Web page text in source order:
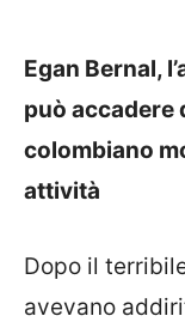
Egan Bernal,
può accadere
colombiano
attività
Dopo il
avevano